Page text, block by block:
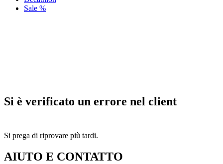
Sale %
Si è verificato un errore nel client
Si prega di riprovare più tardi.
AIUTO E CONTATTO